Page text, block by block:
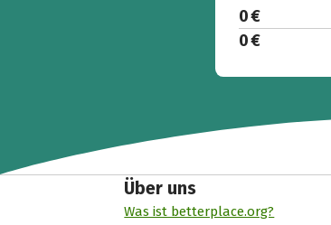
0 €
0 €
Über uns
Was ist betterplace.org?